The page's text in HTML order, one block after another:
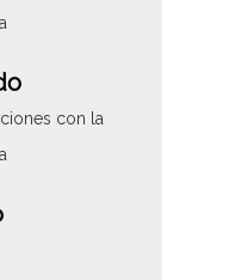
con la